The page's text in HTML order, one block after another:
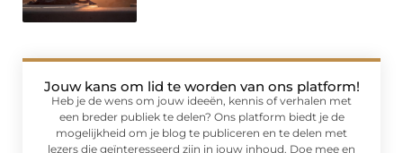
Jouw kans om lid te worden van ons platform!
Heb je de wens om jouw ideeën, kennis of verhalen met
een breder publiek te delen? Ons platform biedt je de
mogelijkheid om je blog te publiceren en te delen met
lezers die geïnteresseerd zijn in jouw inhoud. Doe mee en